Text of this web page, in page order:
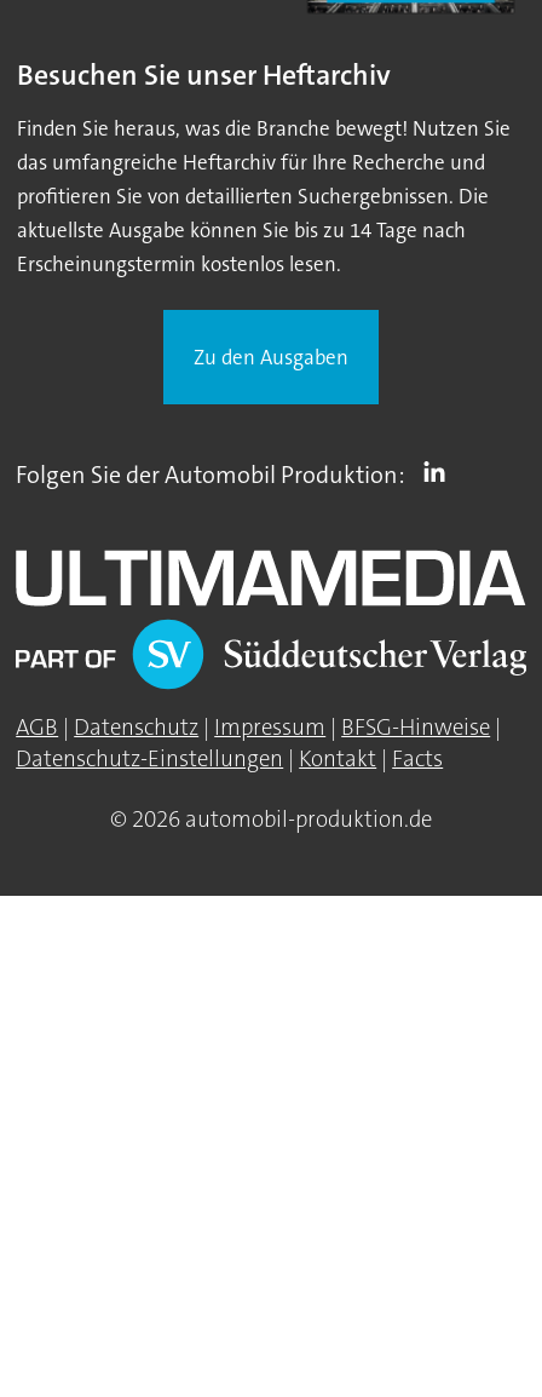
Besuchen Sie unser Heftarchiv
Finden Sie heraus, was die Branche bewegt! Nutzen Sie
das umfangreiche Heftarchiv für Ihre Recherche und
profitieren Sie von detaillierten Suchergebnissen. Die
aktuellste Ausgabe können Sie bis zu 14 Tage nach
Erscheinungstermin kostenlos lesen.
Zu den Ausgaben
Folgen Sie der Automobil Produktion:
AGB | Datenschutz | Impressum | BFSG-Hinweise |
Datenschutz-Einstellungen | Kontakt | Facts
© 2026 automobil-produktion.de